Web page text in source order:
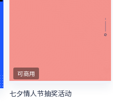
可商用
七夕情人节抽奖活动